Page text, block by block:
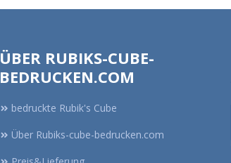
ÜBER RUBIKS-CUBE-
BEDRUCKEN.COM
bedruckte Rubik's Cube
Über Rubiks-cube-bedrucken.com